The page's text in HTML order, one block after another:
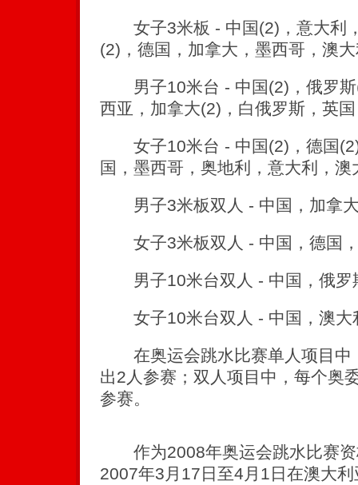
女子3米板 - 中国(2)，意大利
(2)，德国，加拿大，墨西哥，澳
男子10米台 - 中国(2)，俄罗斯
西亚，加拿大(2)，白俄罗斯，英
女子10米台 - 中国(2)，德国(2)
国，墨西哥，奥地利，意大利，澳
男子3米板双人 - 中国，加拿
女子3米板双人 - 中国，德国
男子10米台双人 - 中国，俄罗
女子10米台双人 - 中国，澳大
在奥运会跳水比赛单人项目中
出2人参赛；双人项目中，每个奥
参赛。
作为2008年奥运会跳水比赛资
2007年3月17日至4月1日在澳大